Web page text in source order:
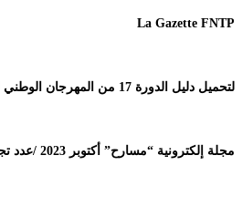
La Gazette FNTP
لتحميل دليل الدورة 17 من المهرجان الوطني للمسرح المحترف
مجلة إلكترونية “مسارح” أكتوبر 2023 /عدد تجريبي